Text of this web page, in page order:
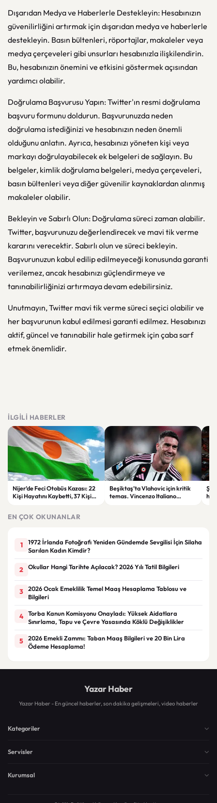
Dışarıdan Medya ve Haberlerle Destekleyin: Hesabınızın
güvenilirliğini artırmak için dışarıdan medya ve haberlerle
destekleyin. Basın bültenleri, röportajlar, makaleler veya
medya çerçeveleri gibi unsurları hesabınızla ilişkilendirin.
Bu, hesabınızın önemini ve etkisini göstermek açısından
yardımcı olabilir.
Doğrulama Başvurusu Yapın: Twitter'ın resmi doğrulama
başvuru formunu doldurun. Başvurunuzda neden
doğrulama istediğinizi ve hesabınızın neden önemli
olduğunu anlatın. Ayrıca, hesabınızı yöneten kişi veya
markayı doğrulayabilecek ek belgeleri de sağlayın. Bu
belgeler, kimlik doğrulama belgeleri, medya çerçeveleri,
basın bültenleri veya diğer güvenilir kaynaklardan alınmış
makaleler olabilir.
Bekleyin ve Sabırlı Olun: Doğrulama süreci zaman alabilir.
Twitter, başvurunuzu değerlendirecek ve mavi tik verme
kararını verecektir. Sabırlı olun ve süreci bekleyin.
Başvurunuzun kabul edilip edilmeyeceği konusunda garanti
verilemez, ancak hesabınızı güçlendirmeye ve
tanınabilirliğinizi artırmaya devam edebilirsiniz.
Unutmayın, Twitter mavi tik verme süreci seçici olabilir ve
her başvurunun kabul edilmesi garanti edilmez. Hesabınızı
aktif, güncel ve tanınabilir hale getirmek için çaba sarf
etmek önemlidir.
İLGILI HABERLER
Nijer’de Feci Otobüs Kazası: 22
Kişi Hayatını Kaybetti, 37 Kişi
Beşiktaş’ta Vlahovic için kritik
temas. Vincenzo Italiano
EN ÇOK OKUNANLAR
1
1972 İrlanda Fotoğrafı Yeniden Gündemde Sevgilisi İçin Silaha
Sarılan Kadın Kimdir?
2 Okullar Hangi Tarihte Açılacak? 2026 Yılı Tatil Bilgileri
3
2026 Ocak Emeklilik Temel Maaş Hesaplama Tablosu ve
Bilgileri
4
Torba Kanun Komisyonu Onayladı: Yüksek Aidatlara
Sınırlama, Tapu ve Çevre Yasasında Köklü Değişiklikler
5
2026 Emekli Zammı: Taban Maaş Bilgileri ve 20 Bin Lira
Ödeme Hesaplama!
Yazar Haber
Yazar Haber - En güncel haberler, son dakika gelişmeleri, video haberler
Kategoriler
Servisler
Kurumsal